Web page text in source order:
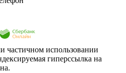
использовании
гиперссылка на